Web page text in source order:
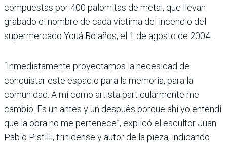
compuestas por 400 palomitas de metal, que llevan
grabado el nombre de cada víctima del incendio del
supermercado Ycuá Bolaños, el 1 de agosto de 2004.
“Inmediatamente proyectamos la necesidad de
conquistar este espacio para la memoria, para la
comunidad. A mí como artista particularmente me
cambió. Es un antes y un después porque ahí yo entendí
que la obra no me pertenece”, explicó el escultor Juan
Pablo Pistilli, trinidense y autor de la pieza, indicando